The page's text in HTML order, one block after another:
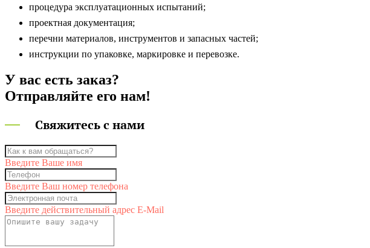
процедура эксплуатационных испытаний;
проектная документация;
перечни материалов, инструментов и запасных частей;
инструкции по упаковке, маркировке и перевозке.
У вас есть заказ?
Отправляйте его нам!
Свяжитесь с нами
Введите Ваше имя
Введите Ваш номер телефона
Введите действительный адрес E-Mail